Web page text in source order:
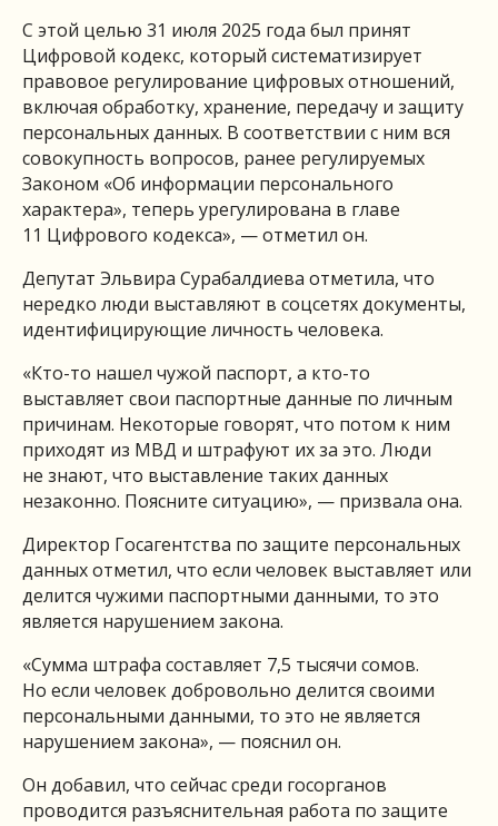
С этой целью 31 июля 2025 года был принят
Цифровой кодекс, который систематизирует
правовое регулирование цифровых отношений,
включая обработку, хранение, передачу и защиту
персональных данных. В соответствии с ним вся
совокупность вопросов, ранее регулируемых
Законом «Об информации персонального
характера», теперь урегулирована в главе
11 Цифрового кодекса», — отметил он.
Депутат Эльвира Сурабалдиева отметила, что
нередко люди выставляют в соцсетях документы,
идентифицирующие личность человека.
«Кто-то нашел чужой паспорт, а кто-то
выставляет свои паспортные данные по личным
причинам. Некоторые говорят, что потом к ним
приходят из МВД и штрафуют их за это. Люди
не знают, что выставление таких данных
незаконно. Поясните ситуацию», — призвала она.
Директор Госагентства по защите персональных
данных отметил, что если человек выставляет или
делится чужими паспортными данными, то это
является нарушением закона.
«Сумма штрафа составляет 7,5 тысячи сомов.
Но если человек добровольно делится своими
персональными данными, то это не является
нарушением закона», — пояснил он.
Он добавил, что сейчас среди госорганов
проводится разъяснительная работа по защите